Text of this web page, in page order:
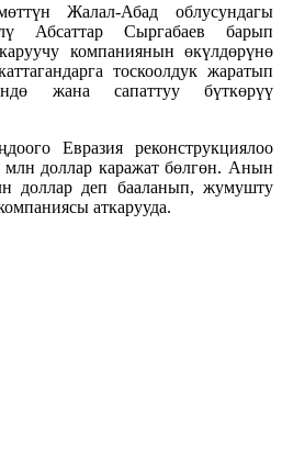
Жалал-Абад облусундагы
Абсаттар Сыргабаев барып
компаниянын өкүлдөрүнө
тоскоолдук жаратып
жана сапаттуу бүткөрүү
Евразия реконструкциялоо
доллар каражат бөлгөн. Анын
доллар деп бааланып, жумушту
аткарууда.